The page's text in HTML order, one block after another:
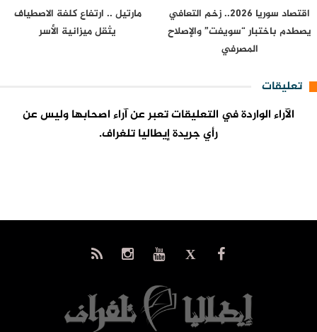
اقتصاد سوريا 2026.. زخم التعافي
يصطدم باختبار “سويفت” والإصلاح
المصرفي
مارتيل .. ارتفاع كلفة الاصطياف
يثقل ميزانية الأسر
تعليقات
الآراء الواردة في التعليقات تعبر عن آراء اصحابها وليس عن
رأي جريدة إيطاليا تلغراف.